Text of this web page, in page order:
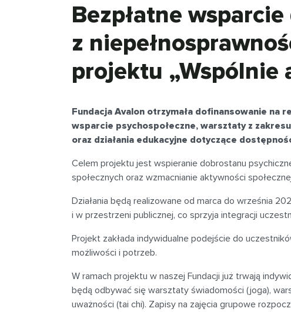
Bezpłatne
z
projektu „Wspólnie
Fundacja Avalon otrzymała dofinansowanie na
wsparcie psychospołeczne, warsztaty z
oraz działania edukacyjne dotyczące
Celem projektu jest wspieranie dobrostanu
społecznych oraz wzmacnianie aktywności
Działania będą realizowane od marca do września
i w przestrzeni publicznej, co sprzyja integracji
Projekt zakłada indywidualne podejście do
możliwości i potrzeb.
W ramach projektu w naszej Fundacji już trwają
będą odbywać się warsztaty świadomości (joga),
uważności (tai chi). Zapisy na zajęcia grupowe